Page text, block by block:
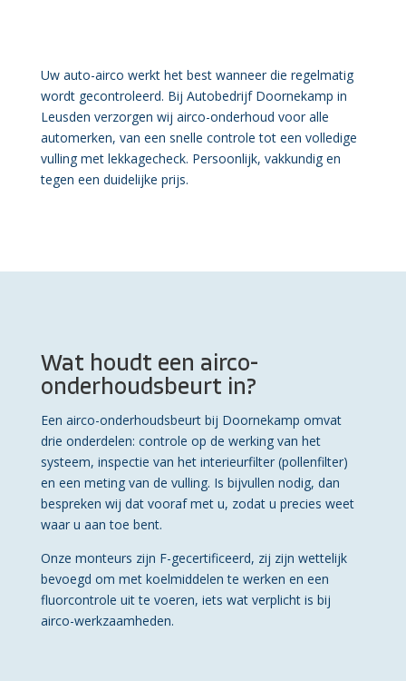
Uw auto-airco werkt het best wanneer die regelmatig
wordt gecontroleerd. Bij Autobedrijf Doornekamp in
Leusden verzorgen wij airco-onderhoud voor alle
automerken, van een snelle controle tot een volledige
vulling met lekkagecheck. Persoonlijk, vakkundig en
tegen een duidelijke prijs.
Wat houdt een airco-
onderhoudsbeurt in?
Een airco-onderhoudsbeurt bij Doornekamp omvat
drie onderdelen: controle op de werking van het
systeem, inspectie van het interieurfilter (pollenfilter)
en een meting van de vulling. Is bijvullen nodig, dan
bespreken wij dat vooraf met u, zodat u precies weet
waar u aan toe bent.
Onze monteurs zijn F-gecertificeerd, zij zijn wettelijk
bevoegd om met koelmiddelen te werken en een
fluorcontrole uit te voeren, iets wat verplicht is bij
airco-werkzaamheden.